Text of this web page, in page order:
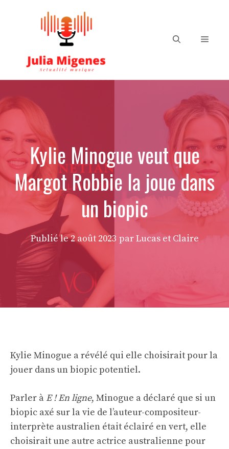
Menu
Kylie Minogue veut que
Margot Robbie la joue dans
un biopic
Publié le2 août 2023 par Lucas et Claire
Kylie Minogue a révélé qui elle choisirait pour la
jouer dans un biopic potentiel.
Parler à E ! En ligne, Minogue a déclaré que si un
biopic axé sur la vie de l’auteur-compositeur-
interprète australien était éclairé en vert, elle
choisirait une autre actrice australienne pour